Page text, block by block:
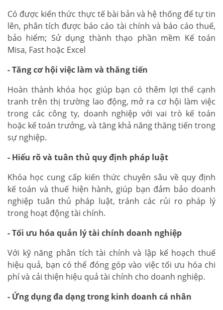
Có được kiến thức thực tế bài bản và hệ thống để tự tin
lên, phân tích được báo cáo tài chính và báo cáo thuế,
bảo hiểm; Sử dụng thành thạo phần mềm Kế toán
Misa, Fast hoặc Excel
- Tăng cơ hội việc làm và thăng tiến
Hoàn thành khóa học giúp bạn có thêm lợi thế cạnh
tranh trên thị trường lao động, mở ra cơ hội làm việc
trong các công ty, doanh nghiệp với vai trò kế toán
hoặc kế toán trưởng, và tăng khả năng thăng tiến trong
sự nghiệp.
- Hiểu rõ và tuân thủ quy định pháp luật
Khóa học cung cấp kiến thức chuyên sâu về quy định
kế toán và thuế hiện hành, giúp bạn đảm bảo doanh
nghiệp tuân thủ pháp luật, tránh các rủi ro pháp lý
trong hoạt động tài chính.
- Tối ưu hóa quản lý tài chính doanh nghiệp
Với kỹ năng phân tích tài chính và lập kế hoạch thuế
hiệu quả, bạn có thể đóng góp vào việc tối ưu hóa chi
phí và cải thiện hiệu quả tài chính cho doanh nghiệp.
- Ứng dụng đa dạng trong kinh doanh cá nhân